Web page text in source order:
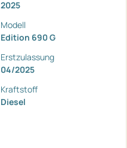
2025
Modell
Edition 690 G
Erstzulassung
04/2025
Kraftstoff
Diesel